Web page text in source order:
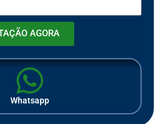
AGORA
Whatsapp